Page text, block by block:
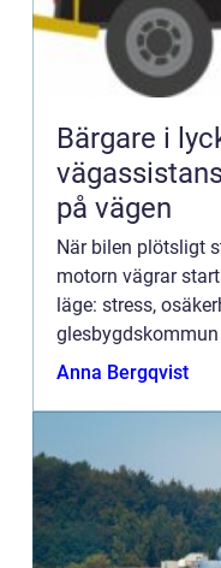
Bärgare i
på vägen
När bilen plötsligt
motorn vägrar
läge: stress,
avstånd mellan
Anna Bergqvist